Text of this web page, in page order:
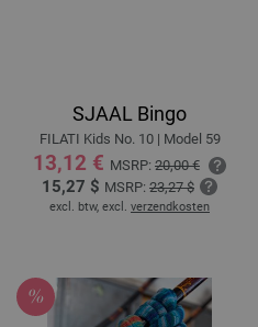
SJAAL Bingo
FILATI Kids No. 10 | Model 59
13,12 € MSRP: 20,00 €
15,27 $ MSRP: 23,27 $
excl. btw, excl. verzendkosten